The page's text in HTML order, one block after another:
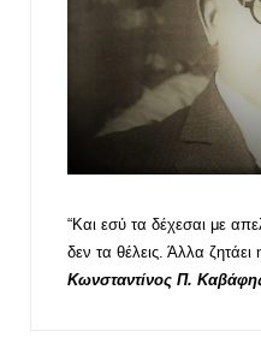
“Και εσύ τα δέχεσαι με
δεν τα θέλεις. Άλλα
Κωνσταντίνος Π.